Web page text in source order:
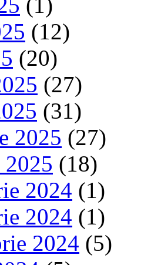
(12)
(20)
(27)
(31)
2025 (27)
2025 (18)
2024 (1)
2024 (1)
2024 (5)